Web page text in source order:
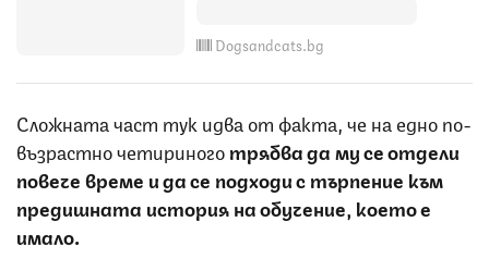
Dogsandcats.bg
Сложната част тук идва от факта, че на едно по-
възрастно четириноготрябва да му се отдели
повече време и да се подходи с търпение към
предишната история на обучение, което е
имало.